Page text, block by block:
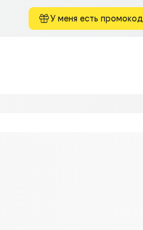
У меня есть промокод